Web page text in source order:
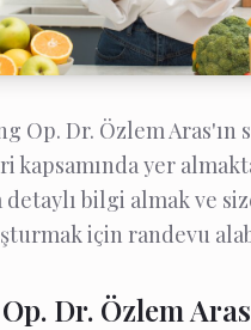
Op. Dr. Özlem Aras'ın
kapsamında yer
detaylı bilgi almak ve
için randevu
Dr. Özlem